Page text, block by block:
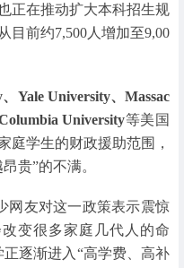
正在推动扩大本科招生规
目前约7,500人增加至9,00
、 Yale University、Massac
University等美国
庭学生的财政援助范围，
贵”的不满。
网友对这一政策表示震惊
变很多家庭几代人的命
逐渐进入“高学费、高补